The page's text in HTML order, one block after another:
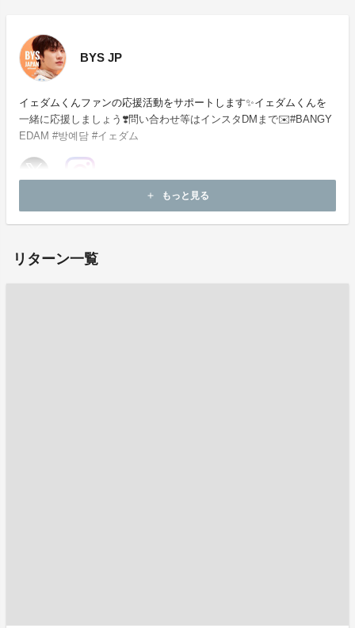
BYS JP
イェダムくんファンの応援活動をサポートします✨イェダムくんを
一緒に応援しましょう❣️問い合わせ等はインスタDMまで✉️#BANGY
EDAM #방예담 #イェダム
add もっと見る
リターン一覧